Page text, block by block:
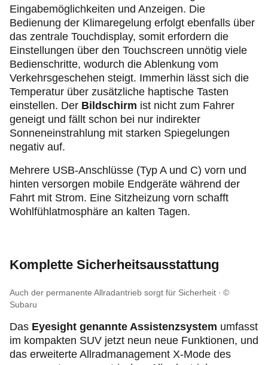
Eingabemöglichkeiten und Anzeigen. Die
Bedienung der Klimaregelung erfolgt ebenfalls über
das zentrale Touchdisplay, somit erfordern die
Einstellungen über den Touchscreen unnötig viele
Bedienschritte, wodurch die Ablenkung vom
Verkehrsgeschehen steigt. Immerhin lässt sich die
Temperatur über zusätzliche haptische Tasten
einstellen. Der Bildschirm ist nicht zum Fahrer
geneigt und fällt schon bei nur indirekter
Sonneneinstrahlung mit starken Spiegelungen
negativ auf.
Mehrere USB-Anschlüsse (Typ A und C) vorn und
hinten versorgen mobile Endgeräte während der
Fahrt mit Strom. Eine Sitzheizung vorn schafft
Wohlfühlatmosphäre an kalten Tagen.
Komplette Sicherheitsausstattung
Auch der permanente Allradantrieb sorgt für Sicherheit
©
Subaru
Das Eyesight genannte Assistenzsystem umfasst
im kompakten SUV jetzt neun neue Funktionen, und
das erweiterte Allradmanagement X-Mode des